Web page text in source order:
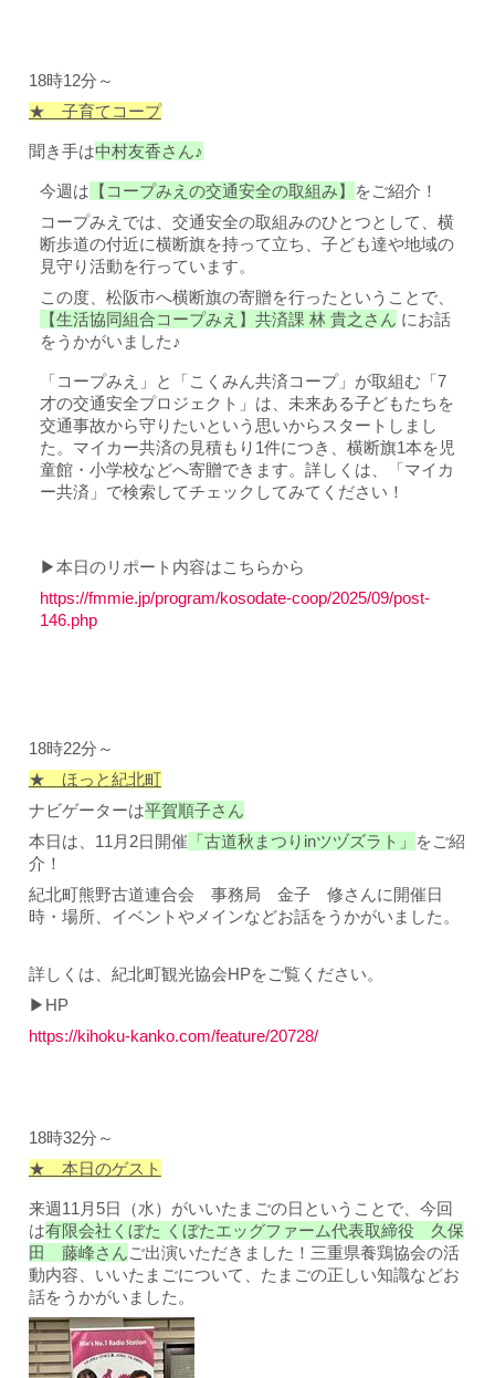
18時12分～
★ 子育てコープ
聞き手は中村友香さん♪
今週は 【コープみえの交通安全の取組み】
をご紹介！
コープみえでは、交通安全の取組みのひとつとして、横
断歩道の付近に横断旗を持って立ち、子ども達や地域の
見守り活動を行っています。
この度、松阪市へ横断旗の寄贈を行ったということで、
【生活協同組合コープみえ】共済課 林 貴之さん にお話
をうかがいました♪
「コープみえ」と「こくみん共済コープ」が取組む「7
才の交通安全プロジェクト」は、未来ある子どもたちを
交通事故から守りたいという思いからスタートしまし
た。マイカー共済の見積もり1件につき、横断旗1本を児
童館・小学校などへ寄贈できます。詳しくは、「マイカ
ー共済」で検索してチェックしてみてください！
▶本日のリポート内容はこちらから
https://fmmie.jp/program/kosodate-coop/2025/09/post-
146.php
18時22分～
★ ほっと紀北町
ナビゲーターは平賀順子さん
本日は 、11月2日開催 「古道秋まつりinツヅズラト」
をご紹
介！
紀北町熊野古道連合会 事務局 金子 修さんに開催日
時・場所、イベントやメインなどお話をうかがいました。
詳しくは、紀北町観光協会HPをご覧ください。
▶HP
https://kihoku-kanko.com/feature/20728/
18時32分～
★ 本日のゲスト
来週11月5日（水）がいいたまごの日ということで、今回
は有限会社くぼた くぼたエッグファーム代表取締役 久保
田 藤峰さんご出演いただきました！ 三重県養鶏協会の活
動内容、いいたまごについて、たまごの正しい知識などお
話をうかがいました。